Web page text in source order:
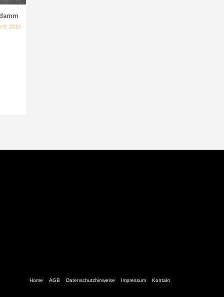
9, 2016
Home AGB Datenschutzhinweise Impressum Kontakt